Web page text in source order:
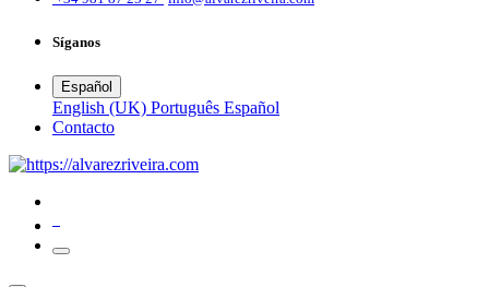
Síganos
Español
English (UK) Português Español
​Contacto